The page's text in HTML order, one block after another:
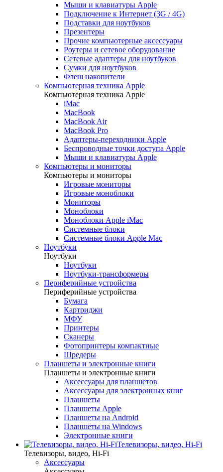
Мыши и клавиатуры Apple
Подключение к Интернет (3G / 4G)
Подставки для ноутбуков
Презентеры
Прочие компьютерные аксессуары
Роутеры и сетевое оборудование
Сетевые адаптеры для ноутбуков
Сумки для ноутбуков
Флеш накопители
Компьютерная техника Apple
Компьютерная техника Apple
iMac
MacBook
MacBook Air
MacBook Pro
Адаптеры-переходники Apple
Беспроводные точки доступа Apple
Мыши и клавиатуры Apple
Компьютеры и мониторы
Компьютеры и мониторы
Игровые мониторы
Игровые моноблоки
Мониторы
Моноблоки
Моноблоки Apple iMac
Системные блоки
Системные блоки Apple Mac
Ноутбуки
Ноутбуки
Ноутбуки
Ноутбуки-трансформеры
Периферийные устройства
Периферийные устройства
Бумага
Картриджи
МФУ
Принтеры
Сканеры
Фотопринтеры компактные
Шредеры
Планшеты и электронные книги
Планшеты и электронные книги
Аксессуары для планшетов
Аксессуары для электронных книг
Планшеты
Планшеты Apple
Планшеты на Android
Планшеты на Windows
Электронные книги
Телевизоры, видео, Hi-Fi
Телевизоры, видео, Hi-Fi
Аксессуары